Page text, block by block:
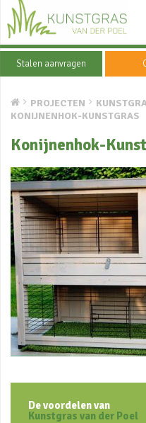
Stalen aanvragen
PROJECTEN
KONIJNENHOK-KUNSTGRAS
Konijnenhok-
De voordelen van
Kunstgras van der Poel